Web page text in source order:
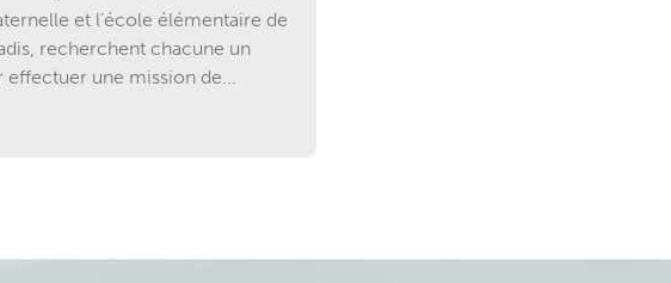
et l'école élémentaire de
recherchent chacune un
effectuer une mission de...